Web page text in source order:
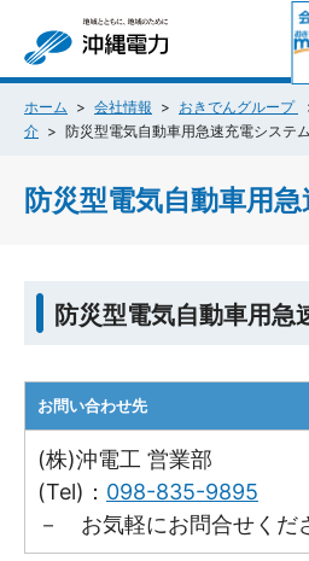
ホーム 会社情報 おきでんグループ
介
防災型電気自動車用急速充電システム
防災型電気自動車用
防災型電気自動車用急
お問い合わせ先
(株)沖電工 営業部
(Tel)： 098-835-9895
－ お気軽にお問合せく